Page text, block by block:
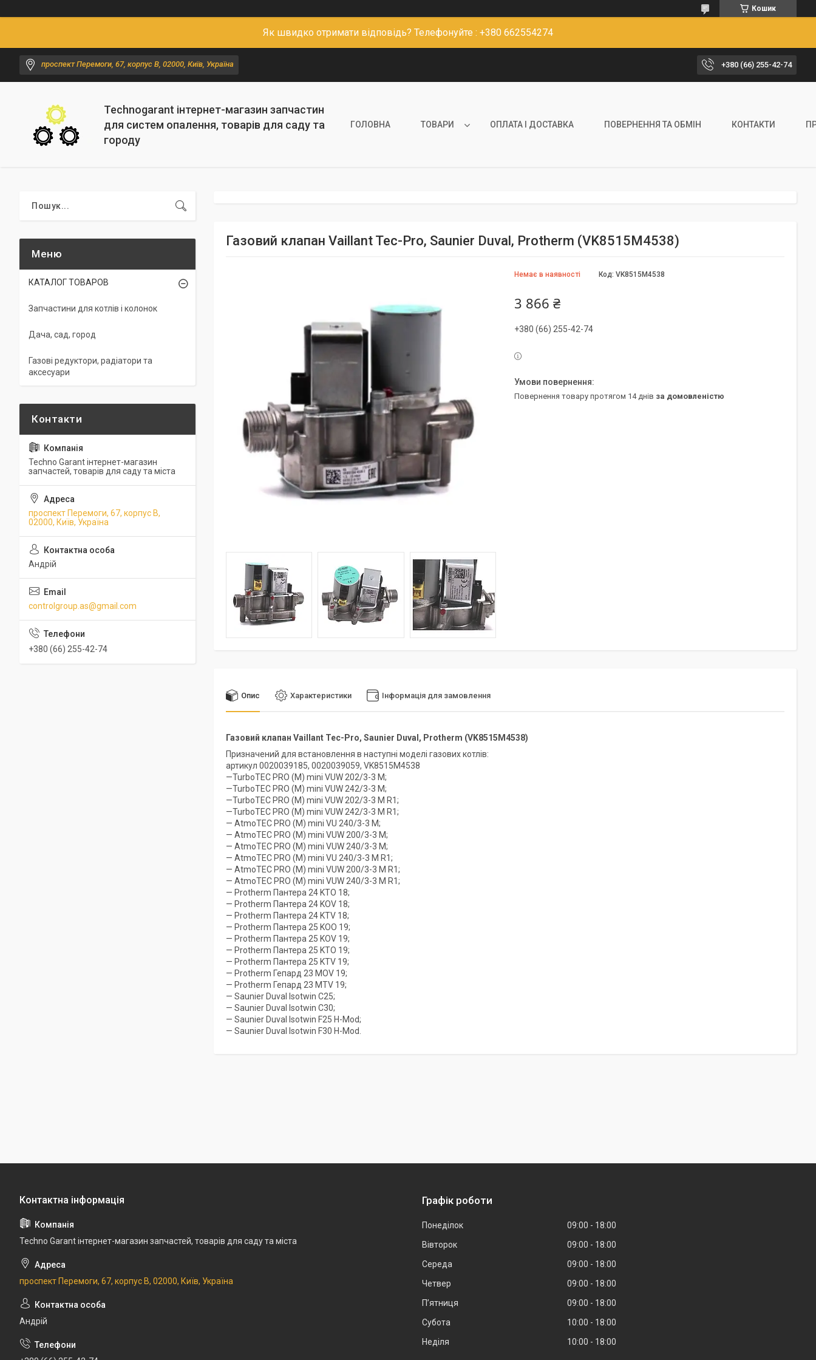
Кошик
Як швидко отримати відповідь? Телефонуйте : +380 662554274
проспект Перемоги, 67, корпус В, 02000, Київ, Україна +380 (66) 255-42-74
Technogarant інтернет-магазин запчастин
для систем опалення, товарів для саду та
городу
ГОЛОВНА ТОВАРИ ОПЛАТА І ДОСТАВКА ПОВЕРНЕННЯ ТА ОБМІН КОНТАКТИ
Газовий клапан Vaillant Tec-Pro, Saunier Duval, Protherm (VK8515M4538)
Немає в наявності Код: VK8515M4538
3 866 ₴
+380 (66) 255-42-74
повернення товару протягом 14 днів за домовленістю
Опис Характеристики Інформація для замовлення
Газовий клапан Vaillant Tec-Pro, Saunier Duval, Protherm (VK8515M4538)
Призначений для встановлення в наступні моделі газових котлів:
артикул 0020039185, 0020039059, VK8515M4538
—TurboTEC PRO (M) mini VUW 202/3-3 M;
—TurboTEC PRO (M) mini VUW 242/3-3 M;
—TurboTEC PRO (M) mini VUW 202/3-3 M R1;
—TurboTEC PRO (M) mini VUW 242/3-3 M R1;
— АtmoTEC PRO (M) mini VU 240/3-3 M;
— АtmoTEC PRO (M) mini VUW 200/3-3 M;
— АtmoTEC PRO (M) mini VUW 240/3-3 M;
— АtmoTEC PRO (M) mini VU 240/3-3 M R1;
— АtmoTEC PRO (M) mini VUW 200/3-3 M R1;
— АtmoTEC PRO (M) mini VUW 240/3-3 M R1;
— Protherm Пантера 24 KTO 18;
— Protherm Пантера 24 KOV 18;
— Protherm Пантера 24 KTV 18;
— Protherm Пантера 25 KOO 19;
— Protherm Пантера 25 KOV 19;
— Protherm Пантера 25 KTO 19;
— Protherm Пантера 25 KTV 19;
— Protherm Гепард 23 MOV 19;
— Protherm Гепард 23 MTV 19;
— Saunier Duval Isotwin C25;
— Saunier Duval Isotwin C30;
— Saunier Duval Isotwin F25 H-Mod;
— Saunier Duval Isotwin F30 H-Mod.
КАТАЛОГ ТОВАРОВ
Запчастини для котлів і колонок
Дача, сад, город
Газові редуктори, радіатори та
аксесуари
Techno Garant інтернет-магазин
запчастей, товарів для саду та міста
проспект Перемоги, 67, корпус В,
02000, Київ, Україна
Андрій
controlgroup.as@gmail.com
+380 (66) 255-42-74
Techno Garant інтернет-магазин запчастей, товарів для саду та міста
проспект Перемоги, 67, корпус В, 02000, Київ, Україна
Андрій
Графік роботи
Понеділок 09:00
18:00
Вівторок
09:00
18:00
Середа
09:00
18:00
Четвер
09:00
18:00
Пʼятниця
09:00
18:00
Субота
10:00
18:00
Неділя
10:00 18:00